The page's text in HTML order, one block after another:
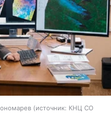
источник: КНЦ СО